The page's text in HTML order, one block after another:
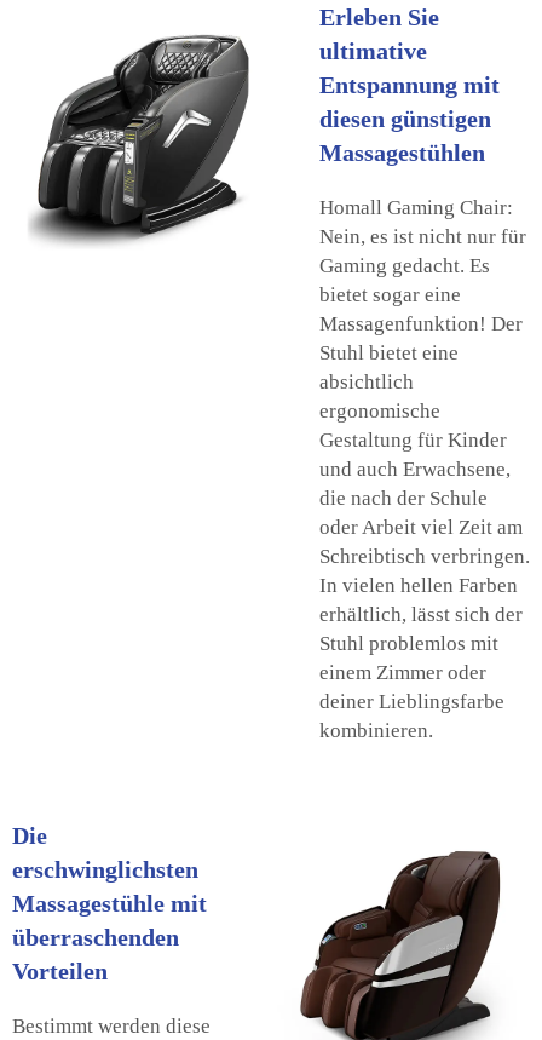
Erleben Sie
ultimative
Entspannung mit
diesen günstigen
Massagestühlen
Homall Gaming Chair:
Nein, es ist nicht nur für
Gaming gedacht. Es
bietet sogar eine
Massagenfunktion! Der
Stuhl bietet eine
absichtlich
ergonomische
Gestaltung für Kinder
und auch Erwachsene,
die nach der Schule
oder Arbeit viel Zeit am
Schreibtisch verbringen.
In vielen hellen Farben
erhältlich, lässt sich der
Stuhl problemlos mit
einem Zimmer oder
deiner Lieblingsfarbe
kombinieren.
Die
erschwinglichsten
Massagestühle mit
überraschenden
Vorteilen
Bestimmt werden diese